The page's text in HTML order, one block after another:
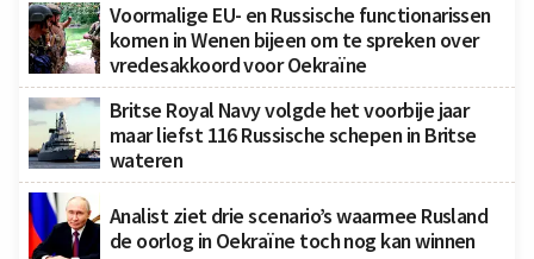
Voormalige EU- en Russische functionarissen
komen in Wenen bijeen om te spreken over
vredesakkoord voor Oekraïne
Britse Royal Navy volgde het voorbije jaar
maar liefst 116 Russische schepen in Britse
wateren
Analist ziet drie scenario’s waarmee Rusland
de oorlog in Oekraïne toch nog kan winnen